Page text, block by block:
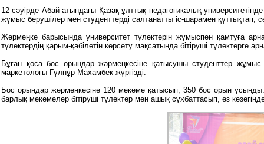
12 сәуірде Абай атындағы Қазақ ұлттық педагогикалық
жұмыс берушілер мен студенттерді салтанатты іс-шарамен құттықтап,
Жәрмеңке барысында университет түлектерін жұмыспен қамтуға
түлектердің қарым-қабілетін көрсету мақсатында бітіруші түлектерге
Бұған қоса бос орындар жәрмеңкесіне қатысушы студенттер
маркетологы Гүлнұр Махамбек жүргізді.
Бос орындар жәрмеңкесіне 120 мекеме қатысып, 350 бос орын ұсынды.
барлық мекемелер бітіруші түлектер мен ашық сұхбаттасып, өз